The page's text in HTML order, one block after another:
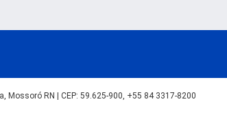
Mossoró RN | CEP: 59.625-900, +55 84 3317-8200